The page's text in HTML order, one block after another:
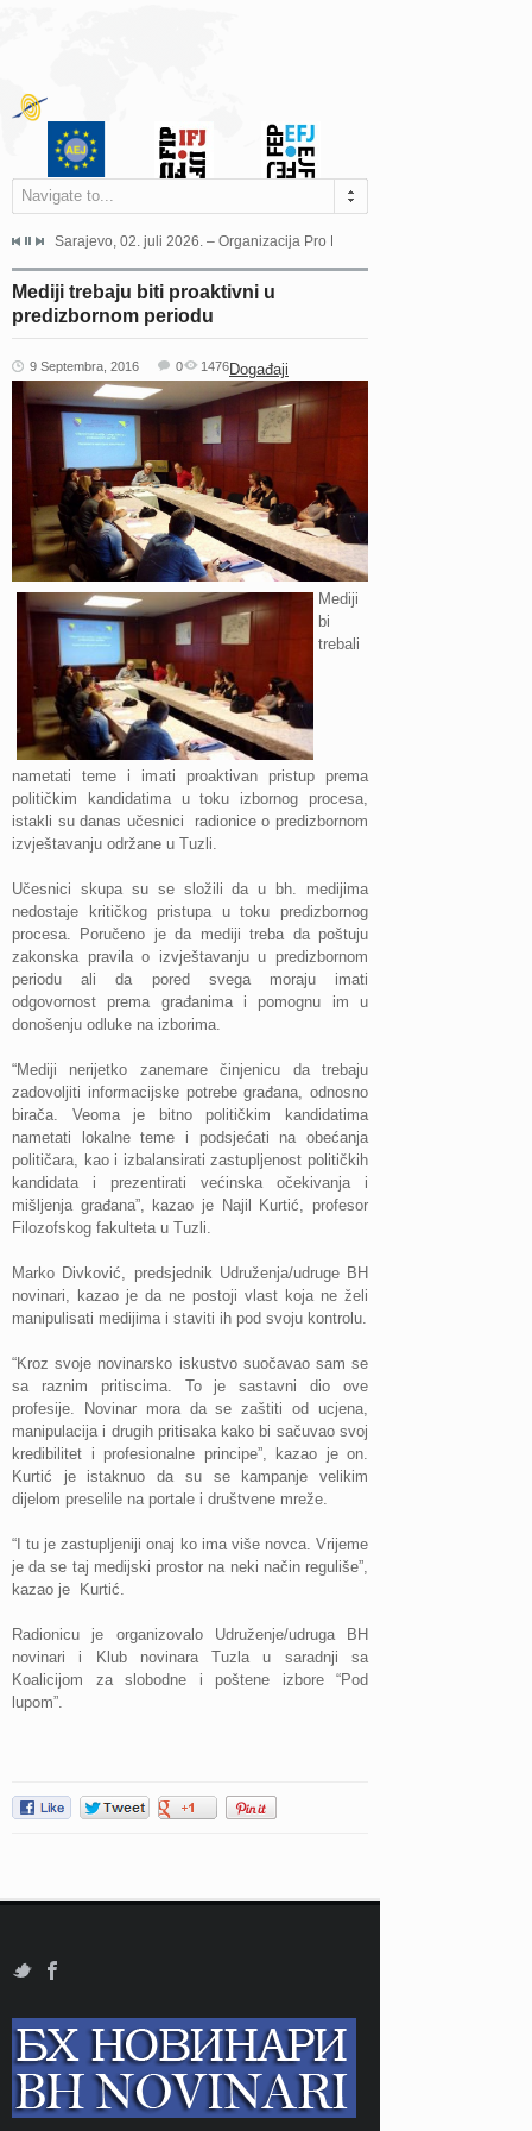
Navigate to...
Grada Sarajeva povodom Dana Sarajeva dugogodišnjoj...
Sarajevo, 02. juli 2026. – Organizacija Pro Educa juče je uspješno
Mediji trebaju biti proaktivni u
predizbornom periodu
9 Septembra, 2016 Događaji
0 1476
Mediji
bi
trebali
nametati teme i imati proaktivan pristup prema
političkim kandidatima u toku izbornog procesa,
istakli su danas učesnici radionice o predizbornom
izvještavanju održane u Tuzli.
Učesnici skupa su se složili da u bh. medijima
nedostaje kritičkog pristupa u toku predizbornog
procesa. Poručeno je da mediji treba da poštuju
zakonska pravila o izvještavanju u predizbornom
periodu ali da pored svega moraju imati
odgovornost prema građanima i pomognu im u
donošenju odluke na izborima.
“Mediji nerijetko zanemare činjenicu da trebaju
zadovoljiti informacijske potrebe građana, odnosno
birača. Veoma je bitno političkim kandidatima
nametati lokalne teme i podsjećati na obećanja
političara, kao i izbalansirati zastupljenost političkih
kandidata i prezentirati većinska očekivanja i
mišljenja građana”, kazao je Najil Kurtić, profesor
Filozofskog fakulteta u Tuzli.
Marko Divković, predsjednik Udruženja/udruge BH
novinari, kazao je da ne postoji vlast koja ne želi
manipulisati medijima i staviti ih pod svoju kontrolu.
“Kroz svoje novinarsko iskustvo suočavao sam se
sa raznim pritiscima. To je sastavni dio ove
profesije. Novinar mora da se zaštiti od ucjena,
manipulacija i drugih pritisaka kako bi sačuvao svoj
kredibilitet i profesionalne principe”, kazao je on.
Kurtić je istaknuo da su se kampanje velikim
dijelom preselile na portale i društvene mreže.
“I tu je zastupljeniji onaj ko ima više novca. Vrijeme
je da se taj medijski prostor na neki način reguliše”,
kazao je Kurtić.
Radionicu je organizovalo Udruženje/udruga BH
novinari i Klub novinara Tuzla u saradnji sa
Koalicijom za slobodne i poštene izbore “Pod
lupom”.